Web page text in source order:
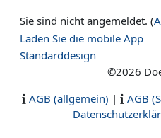
Sie sind nicht angemeldet. (
Laden Sie die mobile App
Standarddesign
©2026
AGB (allgemein) | AGB